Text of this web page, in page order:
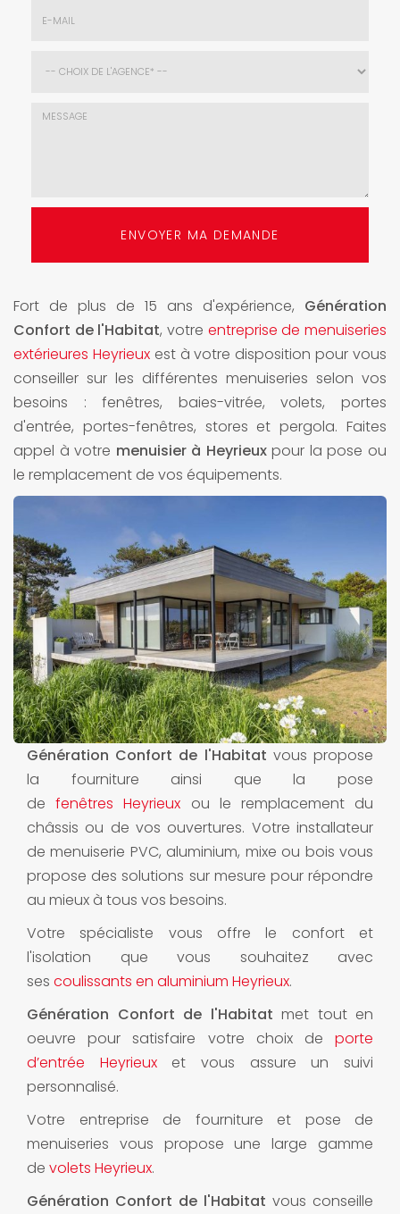
mail
Message
ENVOYER MA DEMANDE
Fort de plus de 15 ans d'expérience, Génération
Confort de l'Habitat, votre entreprise de menuiseries
extérieures Heyrieuxest à votre disposition pour vous
conseiller sur les différentes menuiseries selon vos
besoins : fenêtres, baies-vitrée, volets, portes
d'entrée, portes-fenêtres, stores et pergola. Faites
appel à votre menuisier à Heyrieuxpour la pose ou
le remplacement de vos équipements.
Génération Confort de l'Habitat vous propose
la fourniture ainsi que la pose
defenêtres Heyrieux ou le remplacement du
châssis ou de vos ouvertures. Votre installateur
de menuiserie PVC, aluminium, mixe ou bois vous
propose des solutions sur mesure pour répondre
au mieux à tous vos besoins.
Votre spécialiste vous offre le confort et
l'isolation que vous souhaitez avec
ses coulissants en aluminium Heyrieux.
Génération Confort de l'Habitat met tout en
oeuvre pour satisfaire votre choix de porte
d’entrée Heyrieuxet vous assure un suivi
personnalisé.
Votre entreprise de fourniture et pose de
menuiseries vous propose une large gamme
de volets Heyrieux.
Génération Confort de l'Habitat vous conseille